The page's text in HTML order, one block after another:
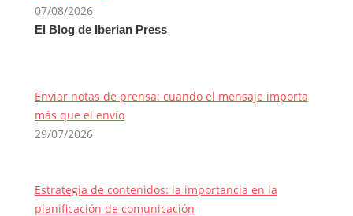
07/08/2026
El Blog de Iberian Press
Enviar notas de prensa: cuando el mensaje importa
más que el envío
29/07/2026
Estrategia de contenidos: la importancia en la
planificación de comunicación